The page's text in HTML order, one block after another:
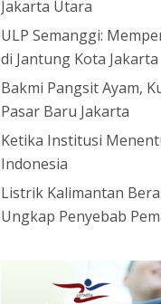
Jakarta Utara
ULP Semanggi:
di Jantung Kota Jakarta
Bakmi Pangsit Ayam,
Pasar Baru Jakarta
Ketika Institusi
Indonesia
Listrik Kalimantan
Ungkap Penyebab